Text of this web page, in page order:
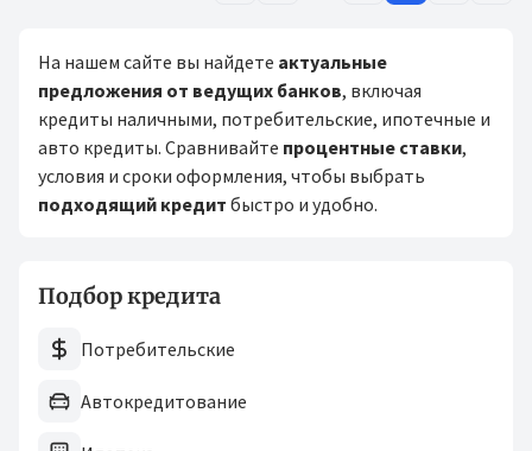
На нашем сайте вы найдете актуальные
предложения от ведущих банков, включая
кредиты наличными, потребительские, ипотечные и
авто кредиты. Сравнивайте процентные ставки,
условия и сроки оформления, чтобы выбрать
подходящий кредит быстро и удобно.
Подбор кредита
Потребительские
Автокредитование